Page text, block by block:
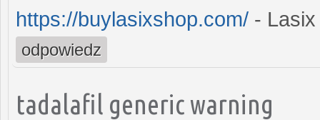
https://buylasixshop.com/ - Lasix
odpowiedz
tadalafil generic warning